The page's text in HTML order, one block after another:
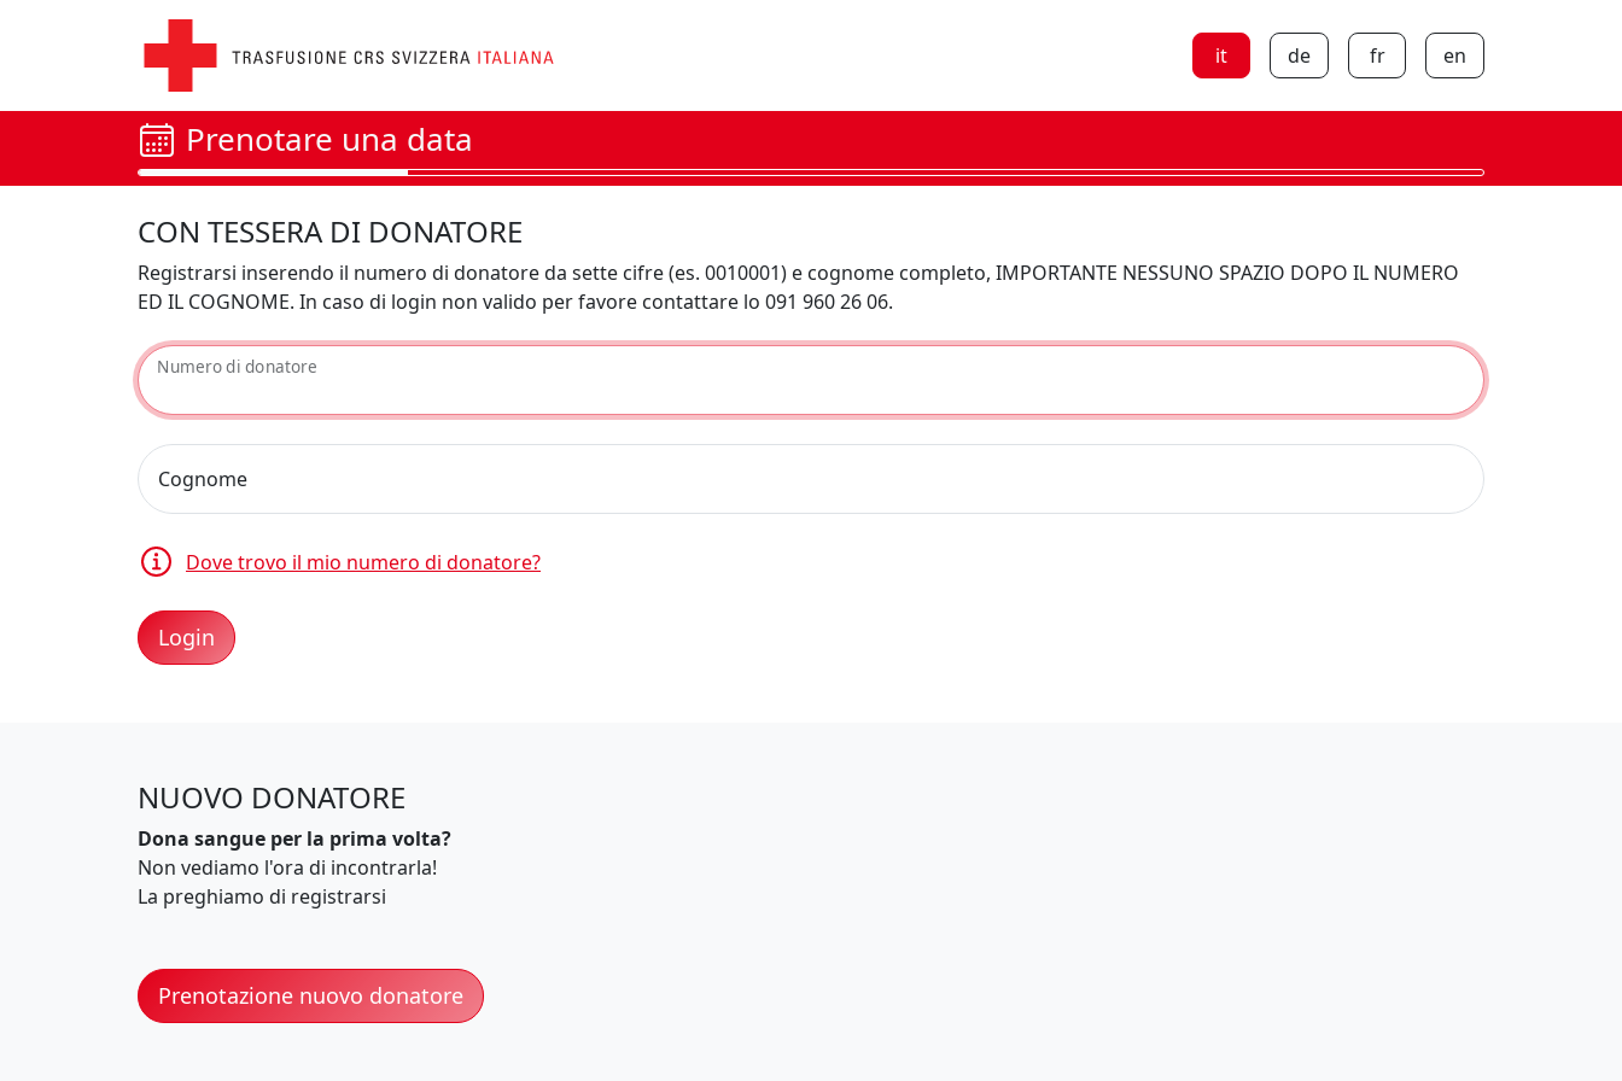
it de fr en
Prenotare una data
CON TESSERA DI DONATORE
Registrarsi inserendo il numero di donatore da sette cifre (es. 0010001) e cognome completo, IMPORTANTE NESSUNO SPAZIO DOPO IL NUMERO
ED IL COGNOME. In caso di login non valido per favore contattare lo 091 960 26 06.
Numero di donatore
Cognome
Dove trovo il mio numero di donatore?
NUOVO DONATORE
Dona sangue per la prima volta?
Non vediamo l'ora di incontrarla!
La preghiamo di registrarsi
Prenotazione nuovo donatore